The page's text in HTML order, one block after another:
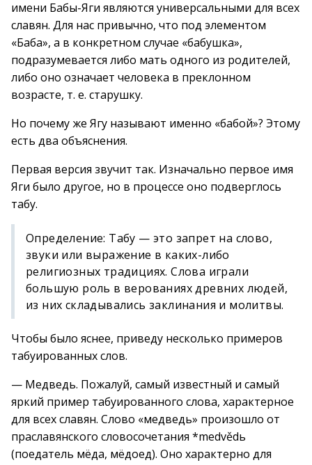
имени Бабы-Яги являются универсальными для всех
славян. Для нас привычно, что под элементом
«Баба», а в конкретном случае «бабушка»,
подразумевается либо мать одного из родителей,
либо оно означает человека в преклонном
возрасте, т. е. старушку.
Но почему же Ягу называют именно «бабой»? Этому
есть два объяснения.
Первая версия звучит так. Изначально первое имя
Яги было другое, но в процессе оно подверглось
табу.
Определение: Табу — это запрет на слово,
звуки или выражение в каких-либо
религиозных традициях. Слова играли
большую роль в верованиях древних людей,
из них складывались заклинания и молитвы.
Чтобы было яснее, приведу несколько примеров
табуированных слов.
— Медведь. Пожалуй, самый известный и самый
яркий пример табуированного слова, характерное
для всех славян. Слово «медведь» произошло от
праславянского словосочетания *medvědь
(поедатель мёда, мёдоед). Оно характерно для